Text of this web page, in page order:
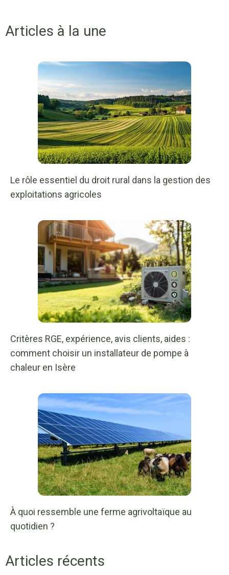
Articles à la une
Le rôle essentiel du droit rural dans la gestion des
exploitations agricoles
Critères RGE, expérience, avis clients, aides :
comment choisir un installateur de pompe à
chaleur en Isère
À quoi ressemble une ferme agrivoltaïque au
quotidien ?
Articles récents